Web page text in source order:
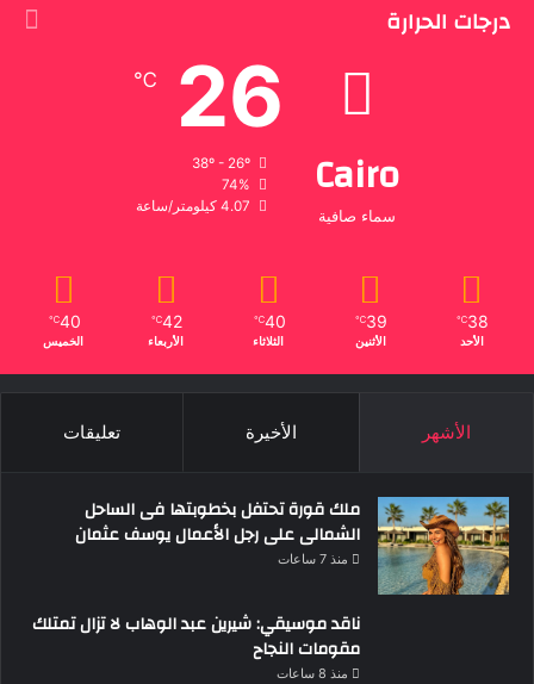
درجات الحرارة
Cairo
سماء صافية
26
℃
38º - 26º
74%
4.07 كيلومتر/ساعة
38
℃
الأحد
39
℃
الأثنين
40
℃
الثلاثاء
42
℃
الأربعاء
40
℃
الخميس
الأشهر الأخيرة تعليقات
ملك قورة تحتفل بخطوبتها فى الساحل
الشمالى على رجل الأعمال يوسف عثمان
منذ 7 ساعات
ناقد موسيقي: شيرين عبد الوهاب لا تزال تمتلك
مقومات النجاح
منذ 8 ساعات